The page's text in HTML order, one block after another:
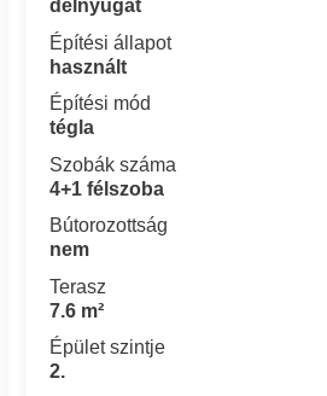
délnyugat
Építési állapot
használt
Építési mód
tégla
Szobák száma
4+1 félszoba
Bútorozottság
nem
Terasz
7.6 m²
Épület szintje
2.